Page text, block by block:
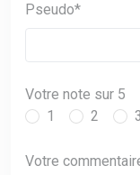
Pseudo*
Votre note sur 5
1
2 3
Votre